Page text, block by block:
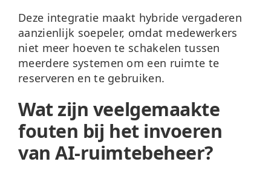
Deze integratie maakt hybride vergaderen
aanzienlijk soepeler, omdat medewerkers
niet meer hoeven te schakelen tussen
meerdere systemen om een ruimte te
reserveren en te gebruiken.
Wat zijn veelgemaakte
fouten bij het invoeren
van AI-ruimtebeheer?